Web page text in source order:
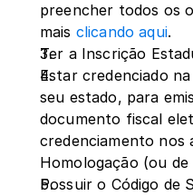
preencher todos os
mais clicando aqui.
Ter a Inscrição
Estar credenciado
seu estado, para
documento fiscal
credenciamento nos
Homologação (ou
Possuir o Código de